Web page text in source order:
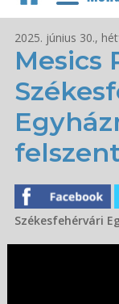
2025. június 30.,
Mesics
Székesfehérvári